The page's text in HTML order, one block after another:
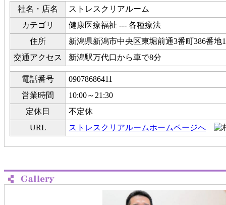
社名・店名
ストレスクリアルーム
カテゴリ
健康医療福祉 --- 各種療法
住所
新潟県新潟市中央区東堀前通3番町386番地
交通アクセス
新潟駅万代口から車で8分
電話番号
09078686411
営業時間
10:00～21:30
定休日
不定休
URL
ストレスクリアルームホームページへ